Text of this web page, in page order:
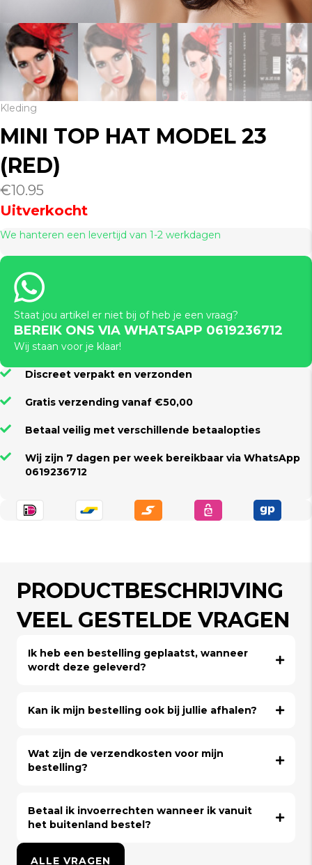
Kleding
MINI TOP HAT MODEL 23
(RED)
€10.95
Uitverkocht
We hanteren een levertijd van 1-2 werkdagen
Staat jou artikel er niet bij of heb je een vraag?
BEREIK ONS VIA WHATSAPP 0619236712
Wij staan voor je klaar!
Discreet verpakt en verzonden
Gratis verzending vanaf €50,00
Betaal veilig met verschillende betaalopties
Wij zijn 7 dagen per week bereikbaar via WhatsApp
0619236712
PRODUCTBESCHRIJVING
VEEL GESTELDE VRAGEN
Ik heb een bestelling geplaatst, wanneer
wordt deze geleverd?
Kan ik mijn bestelling ook bij jullie afhalen?
Wat zijn de verzendkosten voor mijn
bestelling?
Betaal ik invoerrechten wanneer ik vanuit
het buitenland bestel?
ALLE VRAGEN